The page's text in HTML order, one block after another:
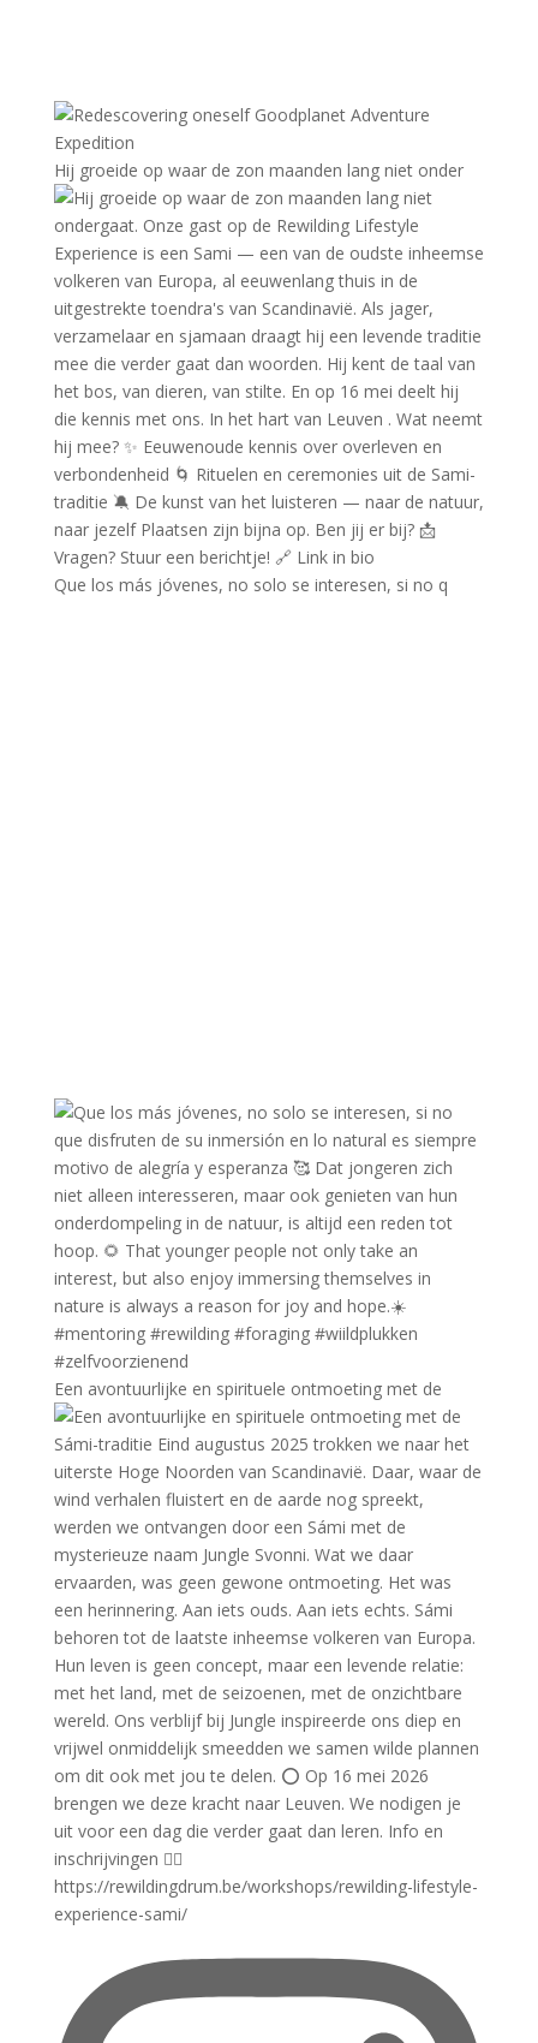
Hij groeide op waar de zon maanden lang niet onder
Que los más jóvenes, no solo se interesen, si no q
Een avontuurlijke en spirituele ontmoeting met de